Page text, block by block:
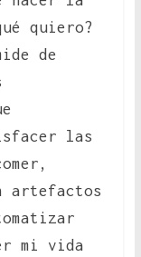
quiero?
de
las
artefactos
mi vida